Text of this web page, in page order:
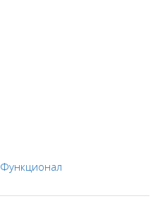
Функционал